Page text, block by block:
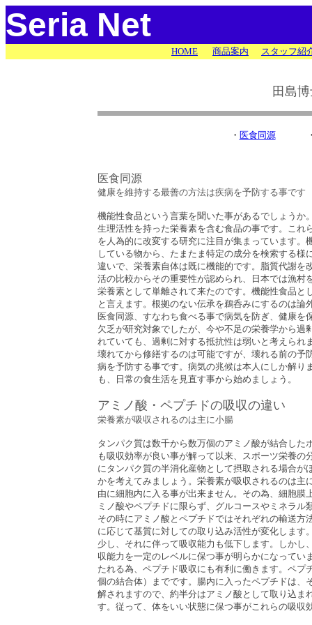
Seria Net
HOME 商品案内 スタッフ紹
田島
・ 医食同源
医食同源
健康を維持する最善の方法は疾病を予防する事です
機能性食品という言葉を聞いた事があるでしょう
生理活性を持った栄養素を含む食品の事です。こ
を人為的に改変する研究に注目が集まっています
している物から、たまたま特定の成分を検索する
違いで、栄養素自体は既に機能的です。脂質代謝
活の比較からその重要性が認められ、日本では漁
栄養素として単離されて来たのです。機能性食品
と言えます。根拠のない伝承を鵜呑みにするのは
医食同源、すなわち食べる事で病気を防ぎ、健康
欠乏が研究対象でしたが、今や不足の栄養学から
れていても、過剰に対する抵抗性は弱いと考えら
壊れてから修繕するのは可能ですが、壊れる前の
病を予防する事です。病気の兆候は本人にしか解
も、日常の食生活を見直す事から始めましょう。
アミノ酸・ペプチドの吸収の違い
栄養素が吸収されるのは主に小腸
タンパク質は数千から数万個のアミノ酸が結合し
も吸収効率が良い事が解って以来、スポーツ栄養
にタンパク質の半消化産物として摂取される場合
かを考えてみましょう。栄養素が吸収されるのは
由に細胞内に入る事が出来ません。その為、細胞
ミノ酸やペプチドに限らず、グルコースやミネラ
その時にアミノ酸とペプチドではそれぞれの輸送
に応じて基質に対しての取り込み活性が変化しま
少し、それに伴って吸収能力も低下します。しか
収能力を一定のレベルに保つ事が明らかになって
たれる為、ペプチド吸収にも有利に働きます。ペ
個の結合体）までです。腸内に入ったペプチドは
解されますので、約半分はアミノ酸として取り込
す。従って、体をいい状態に保つ事がこれらの吸収